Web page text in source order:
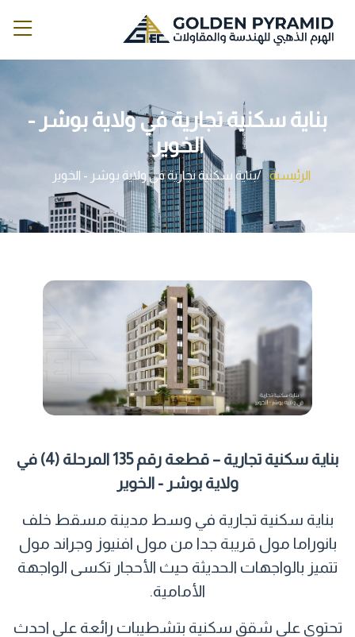
بناية سكنية تجارية في ولاية بوشر -
الخوير
الرئيسية بناية سكنية تجارية في ولاية بوشر - الخوير
بناية سكنية تجارية – قطعة رقم 135 المرحلة (4) في
ولاية بوشر - الخوير
بناية سكنية تجارية في وسط مدينة مسقط خلف
بانوراما مول قريبة جدا من مول افنيوز وجراند مول
تتميز بالواجهات الحديثة حيث الأحجار تكسى الواجهة
الأمامية.
تحتوي على شقق سكنية بتشطيبات رائعة على احدث